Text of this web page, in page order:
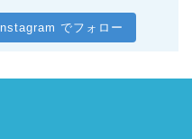
Instagram でフォロー